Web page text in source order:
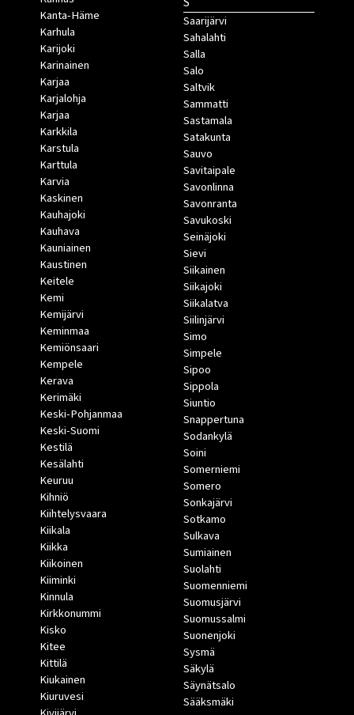
Kanta-Häme
Karhula
Karijoki
Karinainen
Karjaa
Karjalohja
Karjaa
Karkkila
Karstula
Karttula
Karvia
Kaskinen
Kauhajoki
Kauhava
Kauniainen
Kaustinen
Keitele
Kemi
Kemijärvi
Keminmaa
Kemiönsaari
Kempele
Kerava
Kerimäki
Keski-Pohjanmaa
Keski-Suomi
Kestilä
Kesälahti
Keuruu
Kihniö
Kiihtelysvaara
Kiikala
Kiikka
Kiikoinen
Kiiminki
Kinnula
Kirkkonummi
Kisko
Kitee
Kittilä
Kiukainen
Kiuruvesi
Saarijärvi
Sahalahti
Salla
Salo
Saltvik
Sammatti
Sastamala
Satakunta
Sauvo
Savitaipale
Savonlinna
Savonranta
Savukoski
Seinäjoki
Sievi
Siikainen
Siikajoki
Siikalatva
Siilinjärvi
Simo
Simpele
Sipoo
Sippola
Siuntio
Snappertuna
Sodankylä
Soini
Somerniemi
Somero
Sonkajärvi
Sotkamo
Sulkava
Sumiainen
Suolahti
Suomenniemi
Suomusjärvi
Suomussalmi
Suonenjoki
Sysmä
Säkylä
Säynätsalo
Sääksmäki